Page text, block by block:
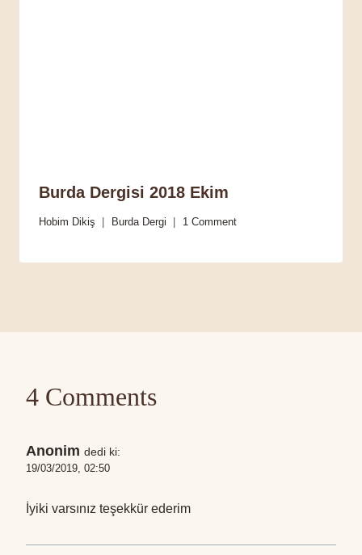
Burda Dergisi 2018 Ekim
Hobim Dikiş Burda Dergi 1 Comment
4 Comments
Anonim dedi ki:
19/03/2019, 02:50
İyiki varsınız teşekkür ederim